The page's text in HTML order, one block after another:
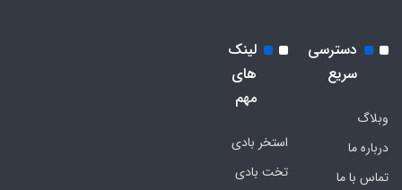
دسترسی
سریع
وبلاگ
درباره ما
تماس با ما
لینک
های
مهم
استخر بادی
تخت بادی